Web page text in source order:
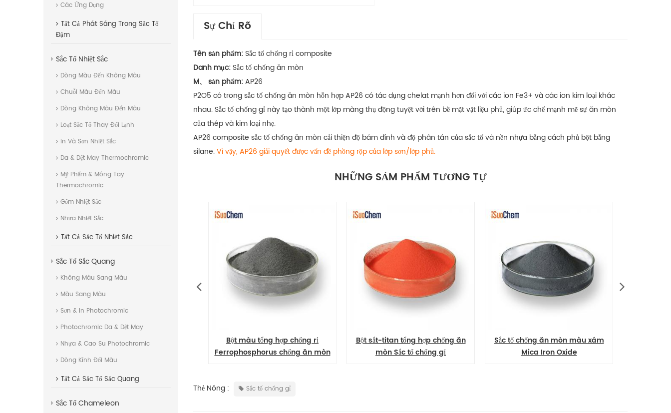
Sự Chỉ Rõ
Tên sản phẩm: Sắc tố chống rỉ composite
Danh mục: Sắc tố chống ăn mòn
M、 sản phẩm:AP26
P2O5 có trong sắc tố chống ăn mòn hỗn hợp AP26 có tác dụng chelat mạnh hơn đối với các ion Fe3+ và các ion kim loại khác
nhau. Sắc tố chống gỉ này tạo thành một lớp màng thụ động tuyệt vời trên bề mặt vật liệu phủ, giúp ức chế mạnh mẽ sự ăn mòn
của thép và kim loại nhẹ.
AP26 composite sắc tố chống ăn mòn cải thiện độ bám dính và độ phân tán của sắc tố và nền nhựa bằng cách phủ bột bằng
silane.Vì vậy, AP26 giải quyết được vấn đề phồng rộp của lớp sơn/lớp phủ.
NHỮNG SẢM PHẨM TƯƠNG TỰ
Bột màu siêu mịn
Bột màu tổng hợp chống rỉ
Ferrophosphorus chống ăn mòn
Bột sắt-titan tổng hợp chống ăn
mòn Sắc tố chống gỉ
Sắc tố chống ăn mòn màu xám
Mica Iron Oxide
Thẻ Nóng : Sắc tố chống gỉ
Các Ứng Dụng
Tất Cả Phát Sáng Trong Sắc Tố
Đậm
Sắc Tố Nhiệt Sắc
Dòng Màu Đến Không Màu
Chuỗi Màu Đến Màu
Dòng Không Màu Đến Màu
Loạt Sắc Tố Thay Đổi Lạnh
In Và Sơn Nhiệt Sắc
Da & Dệt May Thermochromic
Mỹ Phẩm & Móng Tay
Thermochromic
Gốm Nhiệt Sắc
Nhựa Nhiệt Sắc
Tất Cả Sắc Tố Nhiệt Sắc
Sắc Tố Sắc Quang
Không Màu Sang Màu
Màu Sang Màu
Sơn & In Photochromic
Photochromic Da & Dệt May
Nhựa & Cao Su Photochromic
Dòng Kính Đổi Màu
Tất Cả Sắc Tố Sắc Quang
Sắc Tố Chameleon